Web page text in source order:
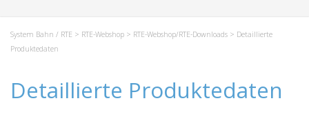
System Bahn / RTE > RTE-Webshop > RTE-Webshop/RTE-Downloads > Detaillierte
Produktedaten
Detaillierte Produktedaten